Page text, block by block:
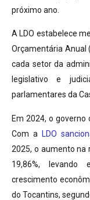
próximo ano.
A LDO estabelece
Orçamentária Anual
cada setor da
legislativo e
parlamentares da
Em 2024, o
Com a
LDO
2025, o aumento na
19,86%, levando
crescimento
do Tocantins,